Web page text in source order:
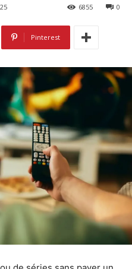
0
6855
Pinterest